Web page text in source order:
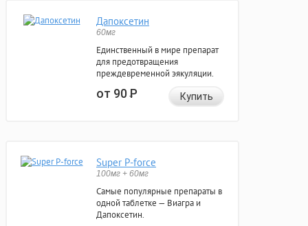
Дапоксетин
60мг
Единственный в мире препарат
для предотвращения
преждевременной эякуляции.
от 90Р Купить
Super P-force
100мг + 60мг
Самые популярные препараты в
одной таблетке — Виагра и
Дапоксетин.